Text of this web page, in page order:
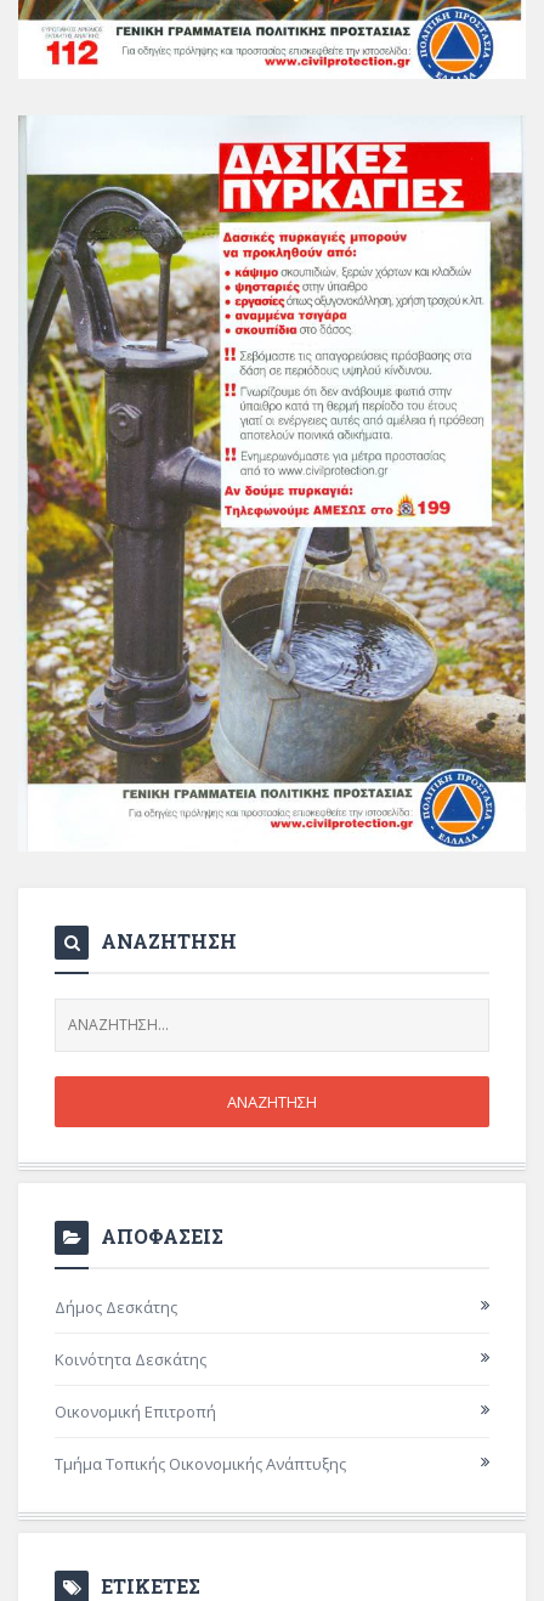
ΑΝΑΖΗΤΗΣΗ
ΑΠΟΦΑΣΕΙΣ
Δήμος Δεσκάτης
Κοινότητα Δεσκάτης
Οικονομική Επιτροπή
Τμήμα Τοπικής Οικονομικής Ανάπτυξης
ΕΤΙΚΕΤΕΣ